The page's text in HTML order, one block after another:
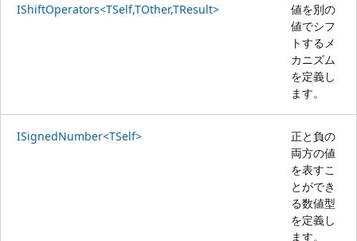
IShiftOperators<TSelf,TOther,TResult>
値を別の
値でシフ
トするメ
カニズム
を定義し
ます。
ISignedNumber<TSelf>
正と負の
両方の値
を表すこ
とができ
る数値型
を定義し
ます。